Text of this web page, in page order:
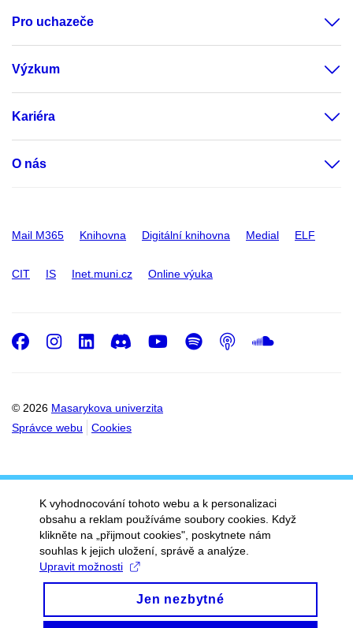
Pro uchazeče
Výzkum
Kariéra
O nás
Mail M365 Knihovna Digitální knihovna Medial ELF
CIT IS Inet.muni.cz Online výuka
© 2026 Masarykova univerzita
Správce webu
Cookies
Facebook
Instagram
LinkedIn
DiscordYoutube
Spotify
Podcast
K vyhodnocování tohoto webu a k personalizaci
obsahu a reklam používáme soubory cookies. Když
klikněte na „přijmout cookies", poskytnete nám
souhlas k jejich uložení, správě a analýze.
Upravit možnosti
Jen nezbytné